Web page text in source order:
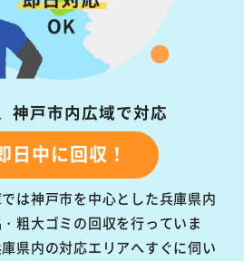
神戸市内広域で対応
日中に回収！
は神戸市を中心とした兵庫県内
粗大ゴミの回収を行っていま
県内の対応エリアへすぐに伺い